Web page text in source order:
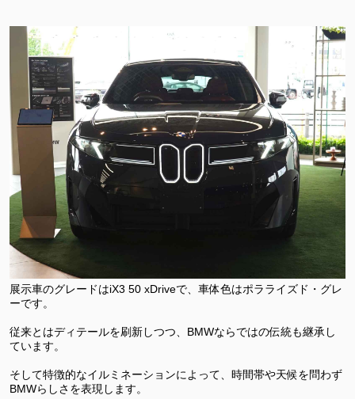
展示車のグレードはiX3 50 xDriveで、車体色はポラライズド・グレ
ーです。
従来とはディテールを刷新しつつ、BMWならではの伝統も継承し
ています。
そして特徴的なイルミネーションによって、時間帯や天候を問わず
BMWらしさを表現します。